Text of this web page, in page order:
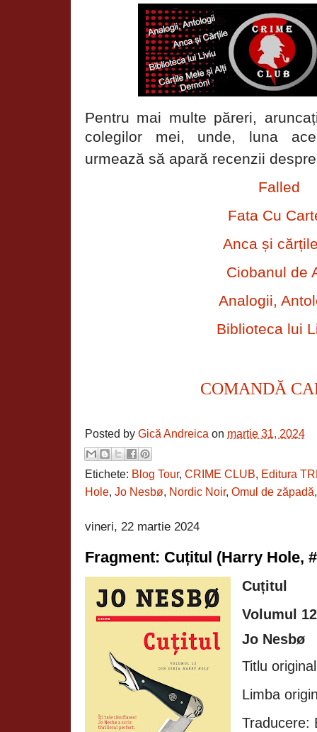
Pentru mai multe păreri,
colegilor mei, unde, luna
urmează să apară recenzii
Falled
Fata Cu
Anca și
Ciobanul de
Analogii,
Biblioteca lui
COMANDĂ
Posted by Gică Andreica on martie 31, 2024
Etichete: Blog Tour, CRIME CLUB, Editura
Hole, Jo Nesbø, Nordic Noir, Omul de zăpadă
vineri, 22 martie 2024
Fragment: Cuțitul (Harry Hole,
Cuțitul
Volumul
Jo Nesbø
Titlu
Limba
Traducere: